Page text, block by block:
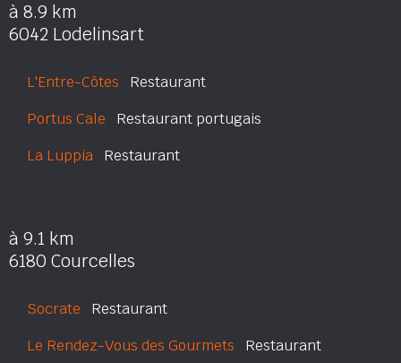
à 8.9 km
6042 Lodelinsart
L'Entre-Côtes Restaurant
Portus Cale Restaurant portugais
La Luppia Restaurant
à 9.1 km
6180 Courcelles
Socrate Restaurant
Le Rendez-Vous des Gourmets Restaurant